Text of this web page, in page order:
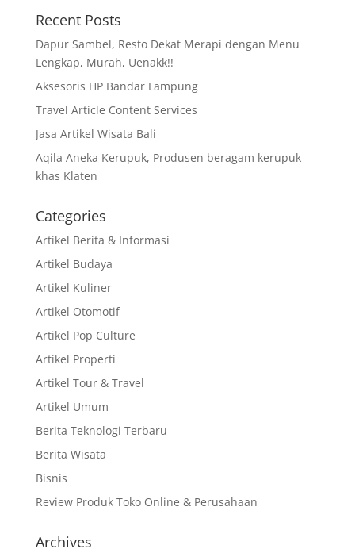
Recent Posts
Dapur Sambel, Resto Dekat Merapi dengan Menu
Lengkap, Murah, Uenakk!!
Aksesoris HP Bandar Lampung
Travel Article Content Services
Jasa Artikel Wisata Bali
Aqila Aneka Kerupuk, Produsen beragam kerupuk
khas Klaten
Categories
Artikel Berita & Informasi
Artikel Budaya
Artikel Kuliner
Artikel Otomotif
Artikel Pop Culture
Artikel Properti
Artikel Tour & Travel
Artikel Umum
Berita Teknologi Terbaru
Berita Wisata
Bisnis
Review Produk Toko Online & Perusahaan
Archives